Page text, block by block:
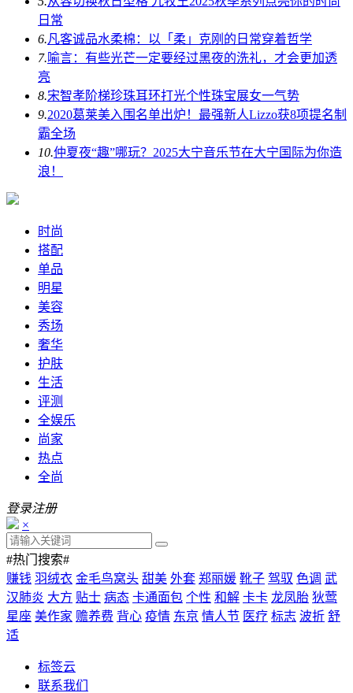
日常
6.凡客诚品水柔棉：以「柔」克刚的日常穿着哲学
7.喻言：有些光芒一定要经过黑夜的洗礼，才会更加透
亮
8.宋智孝阶梯珍珠耳环打光个性珠宝展女一气势
9.2020葛莱美入围名单出炉！最强新人Lizzo获8项提名制
霸全场
10.仲夏夜“趣”哪玩？2025大宁音乐节在大宁国际为你造
浪！
时尚
搭配
单品
明星
美容
秀场
奢华
护肤
生活
评测
全娱乐
尚家
热点
全尚
登录注册
×
#热门搜索#
赚钱 羽绒衣 金毛鸟窝头 甜美 外套 郑丽媛 靴子 驾驭 色调 武
汉肺炎 大方 贴士 病态 卡通面包 个性 和解 卡卡 龙凤胎 狄莺
星座 美作家 赡养费 背心 疫情 东京 情人节 医疗 标志 波折 舒
适
标签云
联系我们